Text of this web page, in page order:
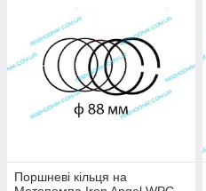
Поршневі кільця на